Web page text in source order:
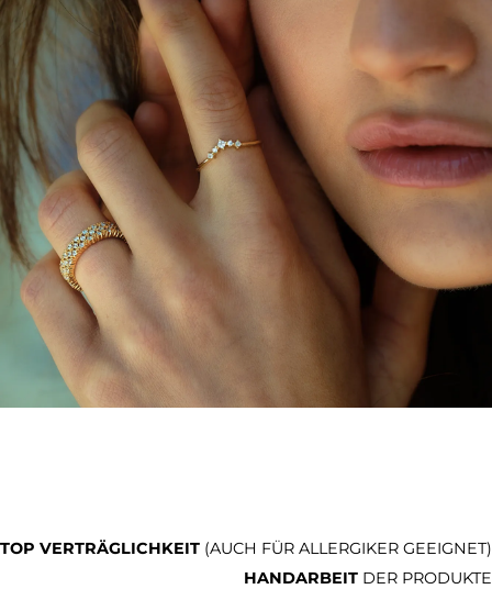
TOP VERTRÄGLICHKEIT (AUCH FÜR ALLERGIKER GEEIGNET)
HANDARBEIT DER PRODUKTE